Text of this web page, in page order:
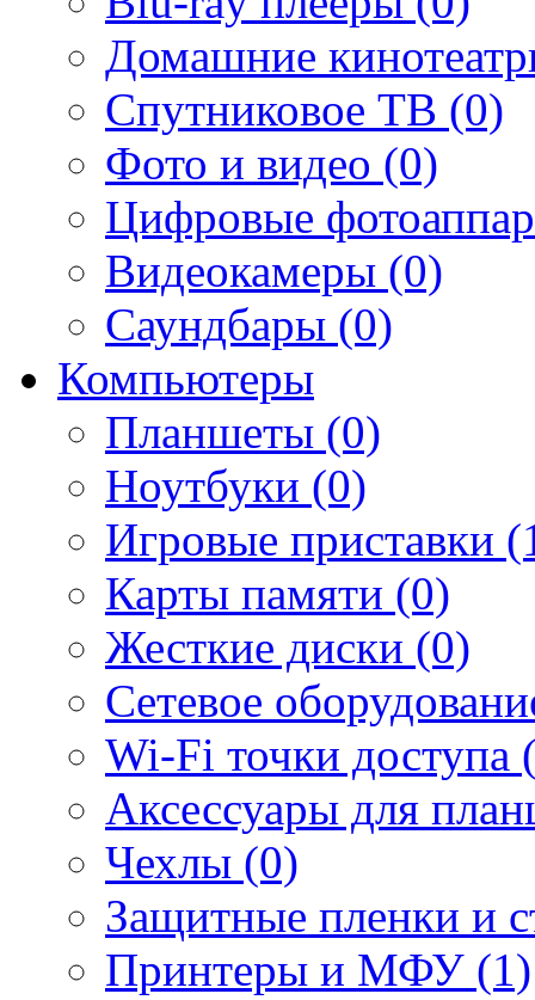
Домашние
Спутниковое ТВ (0)
Фото и видео (0)
Цифровые
Видеокамеры (0)
Саундбары (0)
Компьютеры
Планшеты (0)
Ноутбуки (0)
Игровые приставки
Карты памяти (0)
Жесткие диски (0)
Сетевое
Wi-Fi точки доступа
Аксессуары для
Чехлы (0)
Защитные пленки и
Принтеры и МФУ (1)